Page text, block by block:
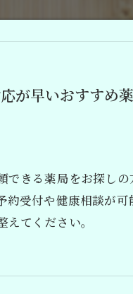
が早いおすすめ
きる薬局をお探し
受付や健康相談が
てください。